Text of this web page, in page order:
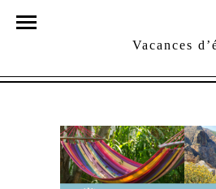
Vacances